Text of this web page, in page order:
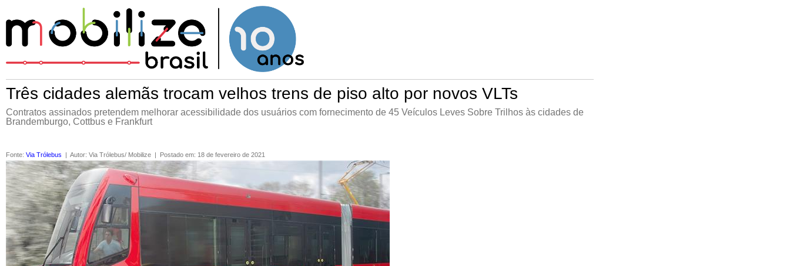
Três cidades alemãs trocam velhos trens de piso alto por novos VLTs
Contratos assinados pretendem melhorar acessibilidade dos usuários com fornecimento de 45 Veículos Leves Sobre Trilhos às cidades de
Brandemburgo, Cottbus e Frankfurt
Fonte: Via Trólebus | Autor: Via Trólebus/ Mobilize | Postado em: 18 de fevereiro de 2021